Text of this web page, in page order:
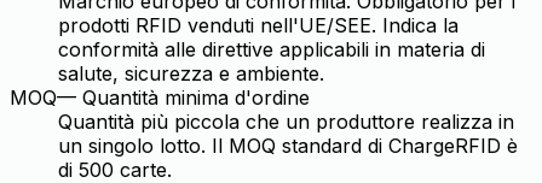
prodotti RFID venduti nell'UE/SEE. Indica la
conformità alle direttive applicabili in materia di
salute, sicurezza e ambiente.
MOQ— Quantità minima d'ordine
Quantità più piccola che un produttore realizza in
un singolo lotto. Il MOQ standard di ChargeRFID è
di 500 carte.